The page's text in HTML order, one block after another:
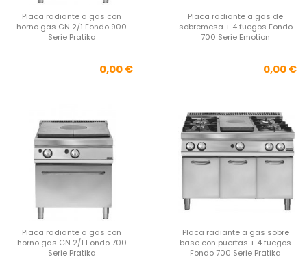
Placa radiante a gas con
horno gas GN 2/1 Fondo 900
Serie Pratika
Precio
0,00 €
Placa radiante a gas de
sobremesa + 4 fuegos Fondo
700 Serie Emotion
0,00 €
Placa radiante a gas con
horno gas GN 2/1 Fondo 700
Serie Pratika
Placa radiante a gas sobre
base con puertas + 4 fuegos
Fondo 700 Serie Pratika